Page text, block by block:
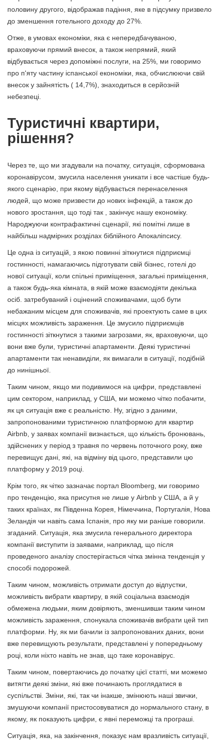
половину другого, відображав падіння, яке в підсумку призвело
до зменшення готельного доходу до 27%.
Отже, в умовах економіки, яка є непередбачуваною,
враховуючи прямий внесок, а також непрямий, який
відбувається через допоміжні послуги, на 25%, ми говоримо
про п'яту частину іспанської економіки, яка, обчислюючи свій
внесок у зайнятість ( 14,7%), знаходиться в серйозній
небезпеці.
Туристичні квартири,
рішення?
Через те, що ми згадували на початку, ситуація, сформована
коронавірусом, змусила населення уникати і все частіше будь-
якого сценарію, при якому відбувається перенаселення
людей, що може призвести до нових інфекцій, а також до
нового зростання, що тоді так , закінчує нашу економіку.
Народжуючи контрафактичні сценарії, які помітні лише в
найбільш надмірних розділах біблійного Апокаліпсису.
Це одна із ситуацій, з якою повинні зіткнутися підприємці
гостинності, намагаючись підготувати свій бізнес, готелі до
нової ситуації, коли спільні приміщення, загальні приміщення,
а також будь-яка кімната, в якій може взаємодіяти декілька
осіб. затребуваний і оцінений споживачами, щоб бути
небажаним місцем для споживачів, які проектують саме в цих
місцях можливість зараження. Це змусило підприємців
гостинності зіткнутися з такими загрозами, як, враховуючи, що
вони вже були, туристичні апартаменти. Деякі туристичні
апартаменти так ненавиділи, як вимагали в ситуації, подібній
до нинішньої.
Таким чином, якщо ми подивимося на цифри, представлені
цим сектором, наприклад, у США, ми можемо чітко побачити,
як ця ситуація вже є реальністю. Ну, згідно з даними,
запропонованими туристичною платформою для квартир
Airbnb, у заявах компанії визнається, що кількість бронювань,
здійснених у період з травня по червень поточного року, вже
перевищує дані, які, на відміну від цього, представили цю
платформу у 2019 році.
Крім того, як чітко зазначає портал Bloomberg, ми говоримо
про тенденцію, яка присутня не лише у Airbnb у США, а й у
таких країнах, як Південна Корея, Німеччина, Португалія, Нова
Зеландія чи навіть сама Іспанія, про яку ми раніше говорили.
згаданий. Ситуація, яка змусила генерального директора
компанії виступити із заявами, наприклад, що після
проведеного аналізу спостерігається чітка змінна тенденція у
способі подорожей.
Таким чином, можливість отримати доступ до відпустки,
можливість вибрати квартиру, в якій соціальна взаємодія
обмежена людьми, яким довіряють, зменшивши таким чином
можливість зараження, спонукала споживачів вибрати цей тип
платформи. Ну, як ми бачили із запропонованих даних, вони
вже перевищують результати, представлені у попередньому
році, коли ніхто навіть не знав, що таке коронавірус.
Таким чином, повертаючись до початку цієї статті, ми можемо
витягти деякі зміни, які вже починають проглядатися в
суспільстві. Зміни, які, так чи інакше, змінюють наші звички,
змушуючи компанії пристосовуватися до нормального стану, в
якому, як показують цифри, є явні переможці та програші.
Ситуація, яка, на закінчення, показує нам вразливість ситуації,